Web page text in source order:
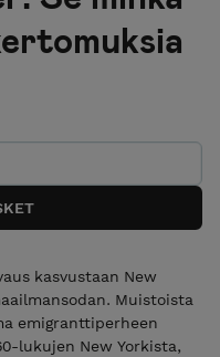
kasvustaan New
Muistoista
emigranttiperheen
lukujen New Yorkista,